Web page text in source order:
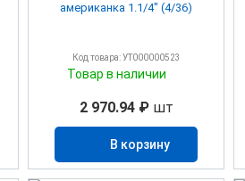
американка 1.1/4" (4/36)
Код товара: УТ000000523
Товар в наличии
2 970.94 ₽шт
В корзину